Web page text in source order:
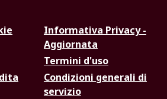
Informativa Privacy -
Aggiornata
Termini d'uso
Condizioni generali di
servizio